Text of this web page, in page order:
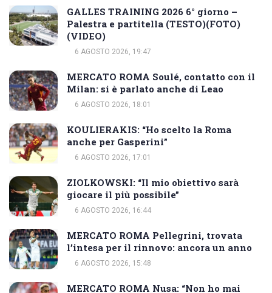
GALLES TRAINING 2026 6° giorno –
Palestra e partitella (TESTO)(FOTO)
(VIDEO)
6 AGOSTO 2026, 19:47
MERCATO ROMA Soulé, contatto con il
Milan: si è parlato anche di Leao
6 AGOSTO 2026, 18:01
KOULIERAKIS: “Ho scelto la Roma
anche per Gasperini”
6 AGOSTO 2026, 17:01
ZIOLKOWSKI: “Il mio obiettivo sarà
giocare il più possibile”
6 AGOSTO 2026, 16:44
MERCATO ROMA Pellegrini, trovata
l’intesa per il rinnovo: ancora un anno
6 AGOSTO 2026, 15:48
MERCATO ROMA Nusa: “Non ho mai